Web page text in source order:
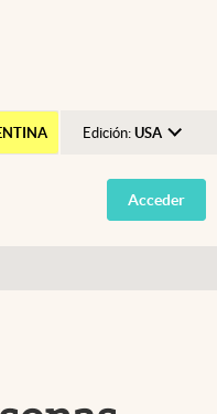
Edición: USA
Argentina
España
Acceder